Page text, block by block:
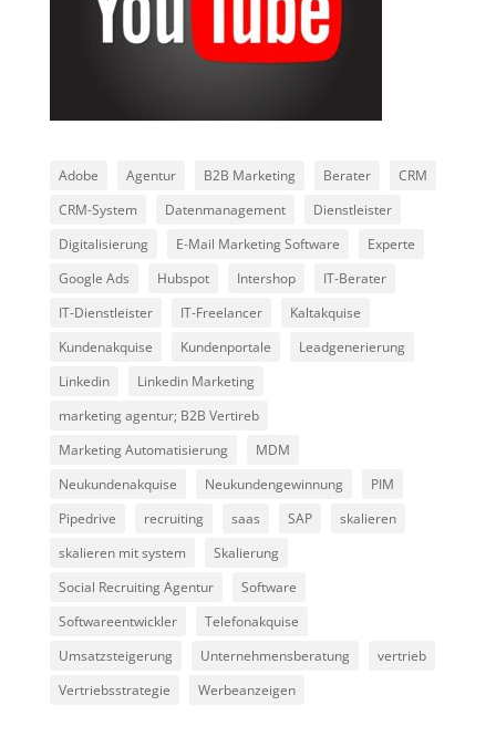
Adobe Agentur B2B Marketing Berater
CRM
CRM-System
Datenmanagement
Dienstleister
Digitalisierung
E-Mail Marketing Software
Experte
Google Ads
Hubspot Intershop
IT-Berater
IT-Dienstleister
IT-Freelancer
Kaltakquise
Kundenakquise
Kundenportale
Leadgenerierung
Linkedin
Linkedin Marketing
marketing agentur; B2B Vertireb
Marketing Automatisierung
MDM
Neukundenakquise
Neukundengewinnung
PIM
Pipedrive
recruiting saas SAP
skalieren
skalieren mit system
Skalierung
Social Recruiting Agentur
Software
Softwareentwickler
Telefonakquise
Umsatzsteigerung
Unternehmensberatung
vertrieb
Vertriebsstrategie
Werbeanzeigen